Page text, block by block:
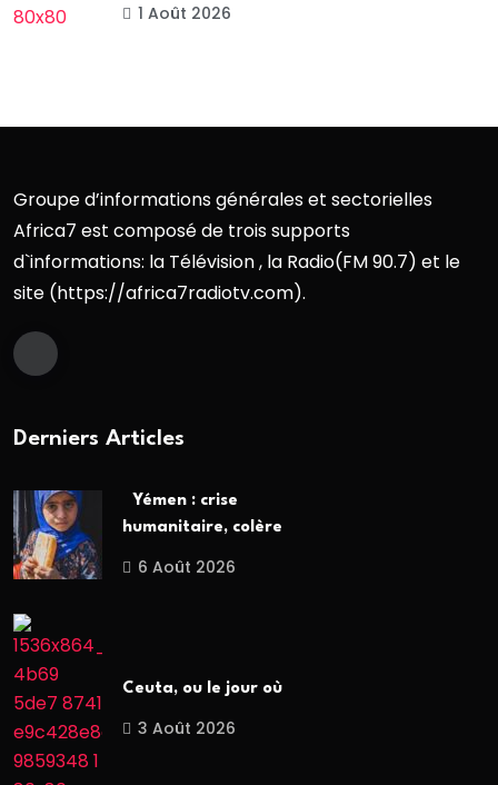
1 Août 2026
Groupe d’informations générales et sectorielles
Africa7 est composé de trois supports
d`informations: la Télévision , la Radio(FM 90.7) et le
site (https://africa7radiotv.com).
Derniers Articles
Yémen : crise
humanitaire, colère
6 Août 2026
Ceuta, ou le jour où
3 Août 2026